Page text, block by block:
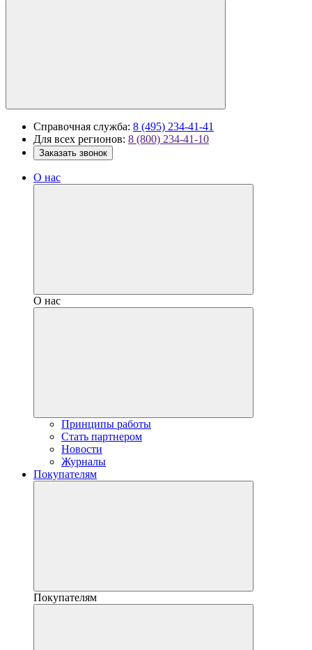
Справочная служба: 8 (495) 234-41-41
Для всех регионов: 8 (800) 234-41-10
Заказать звонок
О нас
О нас
Принципы работы
Стать партнером
Новости
Журналы
Покупателям
Покупателям